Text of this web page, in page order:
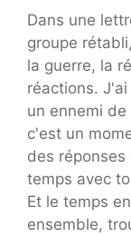
Dans une
groupe
la guerre, la
réactions.
un ennemi
c'est un
des
temps avec
Et le temps
ensemble,